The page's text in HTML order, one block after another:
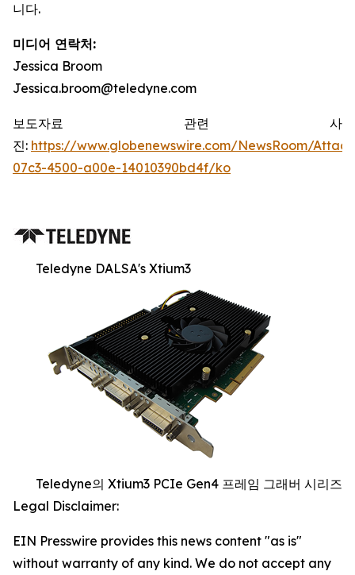
니다.
미디어 연락처:
Jessica Broom
Jessica.broom@teledyne.com
보도자료 관련 사
진: https://www.globenewswire.com/NewsRoom/
07c3-4500-a00e-14010390bd4f/ko
Teledyne DALSA's Xtium3
Teledyne의 Xtium3 PCIe Gen4 프레임 그래버 시리즈
Legal Disclaimer:
EIN Presswire provides this news content "as is"
without warranty of any kind. We do not accept any